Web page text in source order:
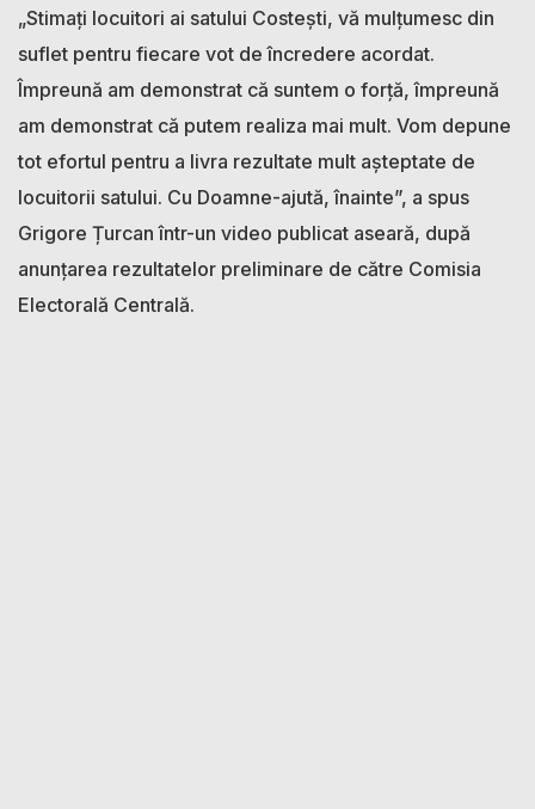
„Stimați locuitori ai satului Costești, vă mulțumesc din
suflet pentru fiecare vot de încredere acordat.
Împreună am demonstrat că suntem o forță, împreună
am demonstrat că putem realiza mai mult. Vom depune
tot efortul pentru a livra rezultate mult așteptate de
locuitorii satului. Cu Doamne-ajută, înainte”, a spus
Grigore Țurcan într-un video publicat aseară, după
anunțarea rezultatelor preliminare de către Comisia
Electorală Centrală.